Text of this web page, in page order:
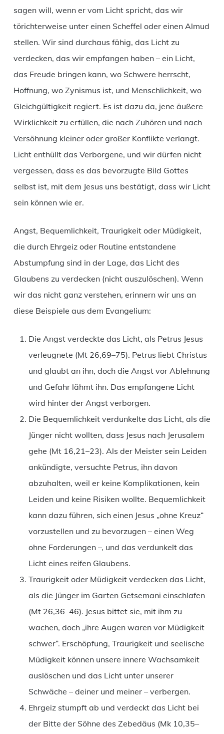
sagen will, wenn er vom Licht spricht, das wir
törichterweise unter einen Scheffel oder einen Almud
stellen. Wir sind durchaus fähig, das Licht zu
verdecken, das wir empfangen haben – ein Licht,
das Freude bringen kann, wo Schwere herrscht,
Hoffnung, wo Zynismus ist, und Menschlichkeit, wo
Gleichgültigkeit regiert. Es ist dazu da, jene äußere
Wirklichkeit zu erfüllen, die nach Zuhören und nach
Versöhnung kleiner oder großer Konflikte verlangt.
Licht enthüllt das Verborgene, und wir dürfen nicht
vergessen, dass es das bevorzugte Bild Gottes
selbst ist, mit dem Jesus uns bestätigt, dass wir Licht
sein können wie er.
Angst, Bequemlichkeit, Traurigkeit oder Müdigkeit,
die durch Ehrgeiz oder Routine entstandene
Abstumpfung sind in der Lage, das Licht des
Glaubens zu verdecken (nicht auszulöschen). Wenn
wir das nicht ganz verstehen, erinnern wir uns an
diese Beispiele aus dem Evangelium:
Die Angst verdeckte das Licht, als Petrus Jesus
verleugnete (Mt 26,69–75). Petrus liebt Christus
und glaubt an ihn, doch die Angst vor Ablehnung
und Gefahr lähmt ihn. Das empfangene Licht
wird hinter der Angst verborgen.
Die Bequemlichkeit verdunkelte das Licht, als die
Jünger nicht wollten, dass Jesus nach Jerusalem
gehe (Mt 16,21–23). Als der Meister sein Leiden
ankündigte, versuchte Petrus, ihn davon
abzuhalten, weil er keine Komplikationen, kein
Leiden und keine Risiken wollte. Bequemlichkeit
kann dazu führen, sich einen Jesus „ohne Kreuz“
vorzustellen und zu bevorzugen – einen Weg
ohne Forderungen –, und das verdunkelt das
Licht eines reifen Glaubens.
Traurigkeit oder Müdigkeit verdecken das Licht,
als die Jünger im Garten Getsemani einschlafen
(Mt 26,36–46). Jesus bittet sie, mit ihm zu
wachen, doch „ihre Augen waren vor Müdigkeit
schwer“. Erschöpfung, Traurigkeit und seelische
Müdigkeit können unsere innere Wachsamkeit
auslöschen und das Licht unter unserer
Schwäche – deiner und meiner – verbergen.
Ehrgeiz stumpft ab und verdeckt das Licht bei
der Bitte der Söhne des Zebedäus (Mk 10,35–